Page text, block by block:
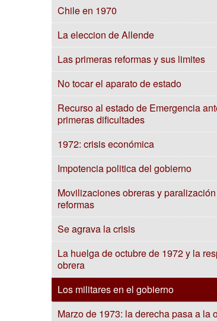
Chile en 1970
La eleccion de Allende
Las primeras reformas y sus limites
No tocar el aparato de estado
Recurso al estado de Emergencia
primeras dificultades
1972: crisis económica
Impotencia politica del gobierno
Movilizaciones obreras y
reformas
Se agrava la crisis
La huelga de octubre de 1972 y la
obrera
Los militares en el gobierno
Marzo de 1973: la derecha pasa a la